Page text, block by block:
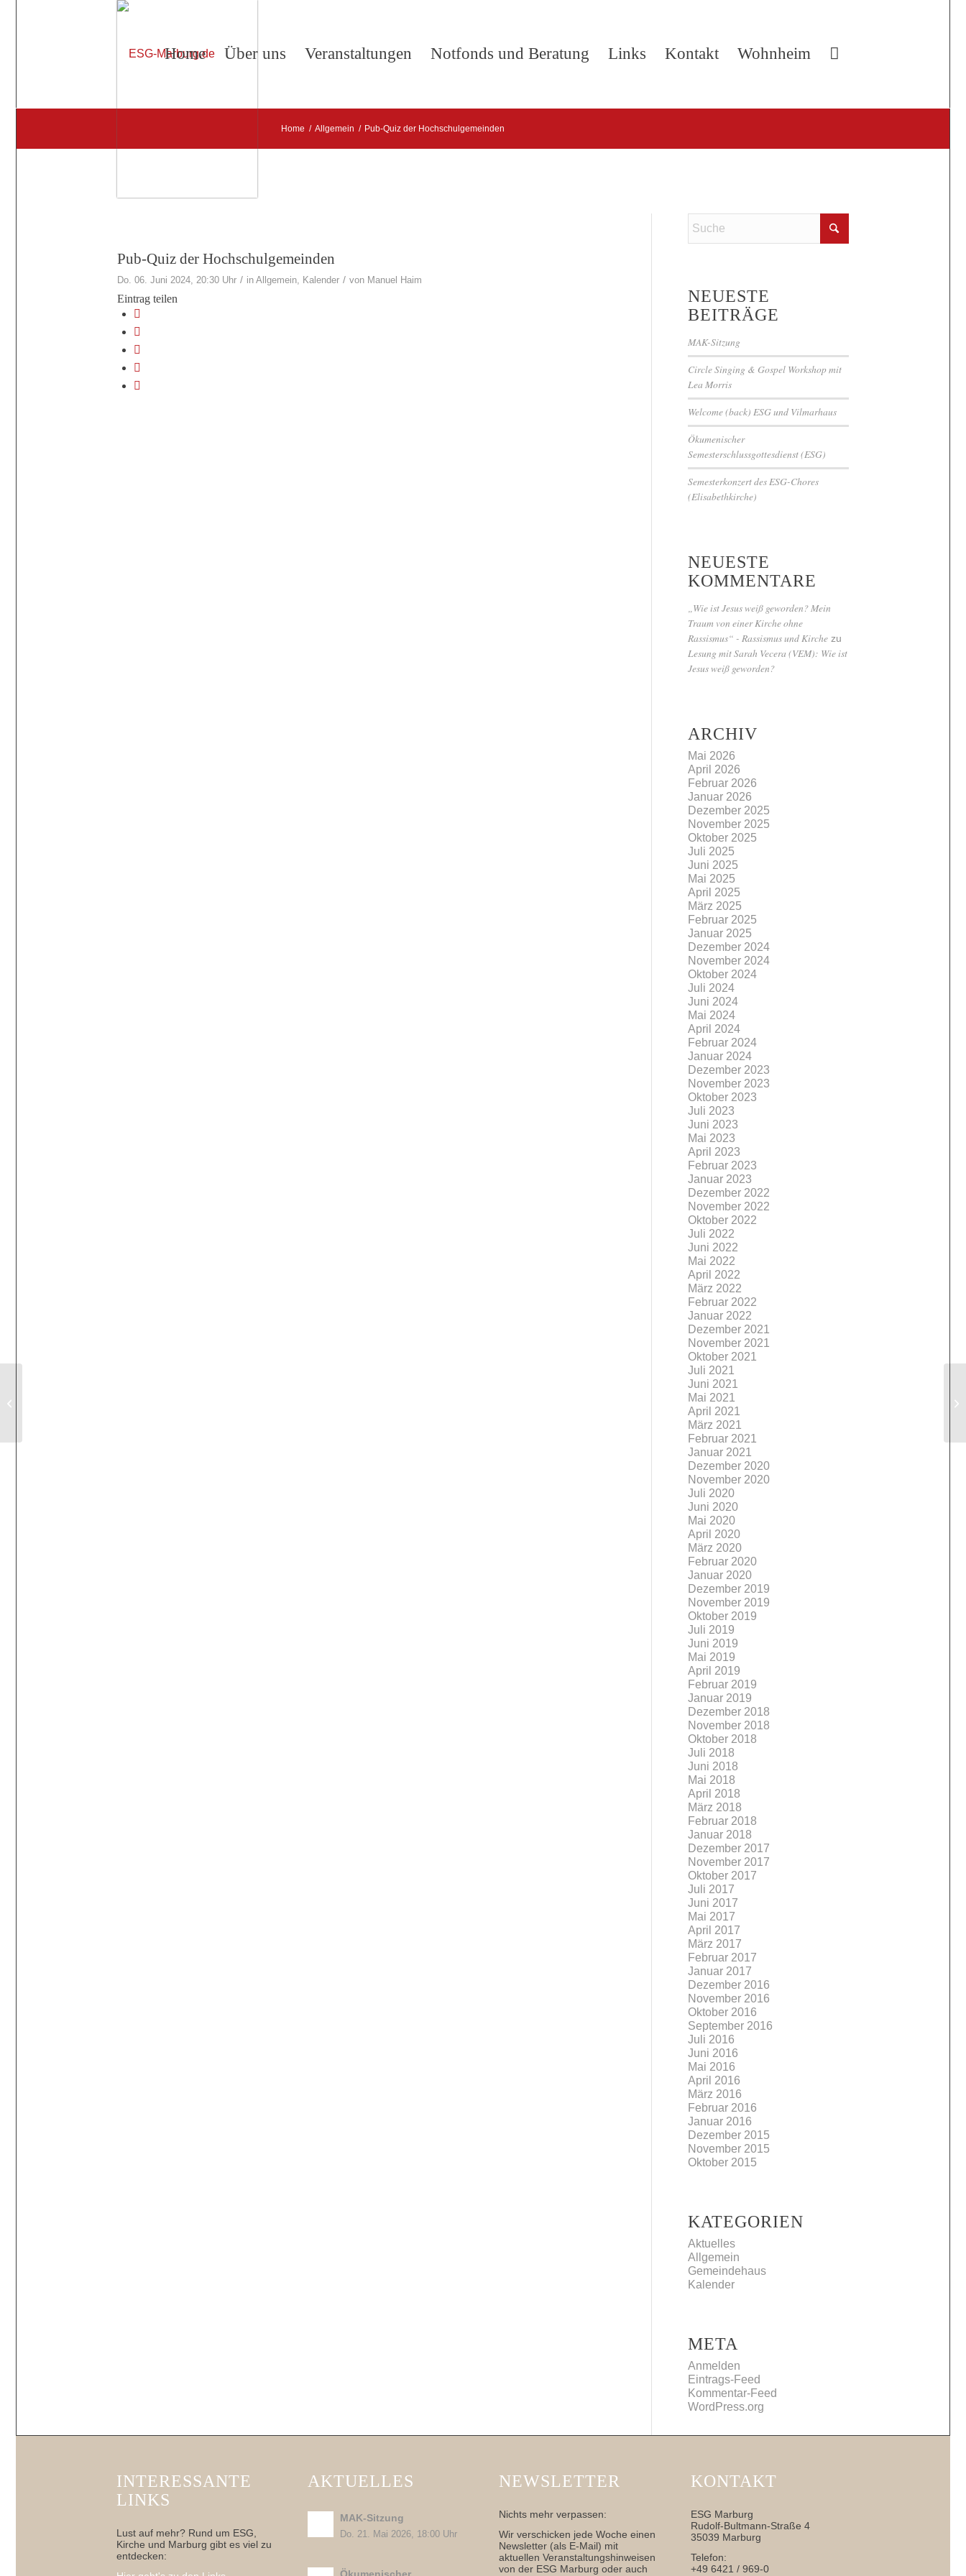
Home Über uns Veranstaltungen Notfonds und Beratung Links Kontakt Wohnheim
Home / Allgemein / Pub-Quiz der Hochschulgemeinden
Pub-Quiz der Hochschulgemeinden
Do. 06. Juni 2024, 20:30 Uhr / in Allgemein, Kalender / von Manuel Haim
Eintrag teilen
NEUESTE
BEITRÄGE
MAK-Sitzung
Circle Singing & Gospel Workshop mit
Lea Morris
Welcome (back) ESG und Vilmarhaus
Ökumenischer
Semesterschlussgottesdienst (ESG)
Semesterkonzert des ESG-Chores
(Elisabethkirche)
NEUESTE
KOMMENTARE
„Wie ist Jesus weiß geworden? Mein
Traum von einer Kirche ohne
Rassismus“ - Rassismus und Kirche zu
Lesung mit Sarah Vecera (VEM): Wie ist
Jesus weiß geworden?
ARCHIV
Mai 2026
April 2026
Februar 2026
Januar 2026
Dezember 2025
November 2025
Oktober 2025
Juli 2025
Juni 2025
Mai 2025
April 2025
März 2025
Februar 2025
Januar 2025
Dezember 2024
November 2024
Oktober 2024
Juli 2024
Juni 2024
Mai 2024
April 2024
Februar 2024
Januar 2024
Dezember 2023
November 2023
Oktober 2023
Juli 2023
Juni 2023
Mai 2023
April 2023
Februar 2023
Januar 2023
Dezember 2022
November 2022
Oktober 2022
Juli 2022
Juni 2022
Mai 2022
April 2022
März 2022
Februar 2022
Januar 2022
Dezember 2021
November 2021
Oktober 2021
Juli 2021
Juni 2021
Mai 2021
April 2021
März 2021
Februar 2021
Januar 2021
Dezember 2020
November 2020
Juli 2020
Juni 2020
Mai 2020
April 2020
März 2020
Februar 2020
Januar 2020
Dezember 2019
November 2019
Oktober 2019
Juli 2019
Juni 2019
Mai 2019
April 2019
Februar 2019
Januar 2019
Dezember 2018
November 2018
Oktober 2018
Juli 2018
Juni 2018
Mai 2018
April 2018
März 2018
Februar 2018
Januar 2018
Dezember 2017
November 2017
Oktober 2017
Juli 2017
Juni 2017
Mai 2017
April 2017
März 2017
Februar 2017
Januar 2017
Dezember 2016
November 2016
Oktober 2016
September 2016
Juli 2016
Juni 2016
Mai 2016
April 2016
März 2016
Februar 2016
Januar 2016
Dezember 2015
November 2015
Oktober 2015
KATEGORIEN
Aktuelles
Allgemein
Gemeindehaus
Kalender
META
Anmelden
Eintrags-Feed
Kommentar-Feed
WordPress.org
INTERESSANTE
LINKS
Lust auf mehr? Rund um ESG,
Kirche und Marburg gibt es viel zu
entdecken:
AKTUELLES
MAK-Sitzung
Do. 21. Mai 2026, 18:00 Uhr
NEWSLETTER
Nichts mehr verpassen:
Wir verschicken jede Woche einen
Newsletter (als E-Mail) mit
aktuellen Veranstaltungshinweisen
von der ESG Marburg oder auch
KONTAKT
ESG Marburg
Rudolf-Bultmann-Straße 4
35039 Marburg
Telefon:
+49 6421 / 969-0